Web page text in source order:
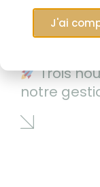
Trois
notre
J'ai